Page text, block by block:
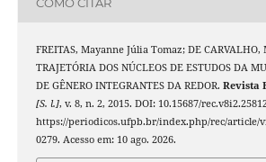
COMO CITAR
FREITAS, Mayanne Júlia Tomaz; DE
TRAJETÓRIA DOS NÚCLEOS DE ESTUDOS DA
DE GÊNERO INTEGRANTES DA REDOR. Revista
[S. l.], v. 8, n. 2, 2015. DOI: 10.15687/
https://periodicos.ufpb.br/index.php/rec/article/
0279. Acesso em: 10 ago. 2026.